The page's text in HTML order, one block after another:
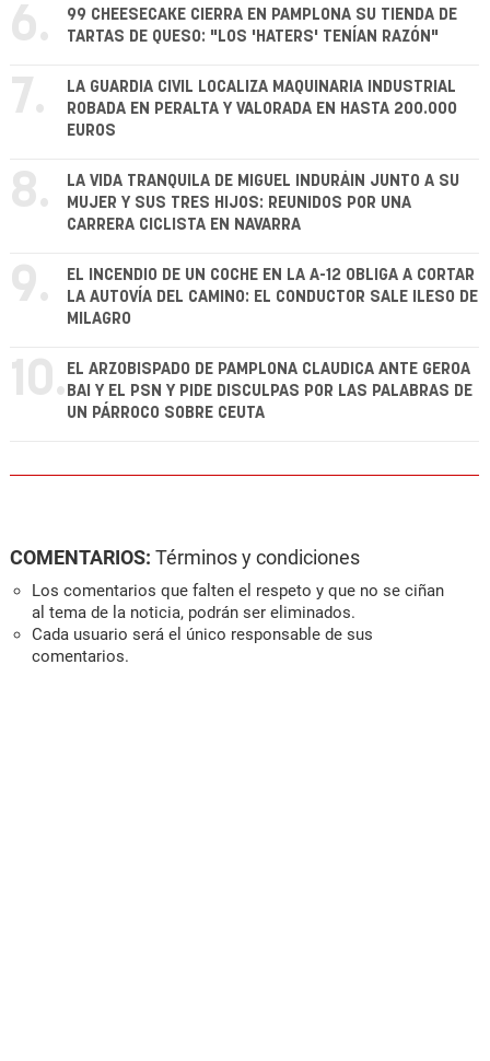
6.
99 CHEESECAKE CIERRA EN PAMPLONA SU TIENDA DE
TARTAS DE QUESO: "LOS 'HATERS' TENÍAN RAZÓN"
7.
LA GUARDIA CIVIL LOCALIZA MAQUINARIA INDUSTRIAL
ROBADA EN PERALTA Y VALORADA EN HASTA 200.000
EUROS
8.
LA VIDA TRANQUILA DE MIGUEL INDURÁIN JUNTO A SU
MUJER Y SUS TRES HIJOS: REUNIDOS POR UNA
CARRERA CICLISTA EN NAVARRA
9.
EL INCENDIO DE UN COCHE EN LA A-12 OBLIGA A CORTAR
LA AUTOVÍA DEL CAMINO: EL CONDUCTOR SALE ILESO DE
MILAGRO
10. EL ARZOBISPADO DE PAMPLONA CLAUDICA ANTE GEROA
BAI Y EL PSN Y PIDE DISCULPAS POR LAS PALABRAS DE
UN PÁRROCO SOBRE CEUTA
COMENTARIOS: Términos y condiciones
Los comentarios que falten el respeto y que no se ciñan
al tema de la noticia, podrán ser eliminados.
Cada usuario será el único responsable de sus
comentarios.